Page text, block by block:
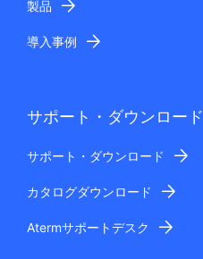
製品
導入事例
サポート・ダウンロード
サポート・ダウンロード
カタログダウンロード
Atermサポートデスク